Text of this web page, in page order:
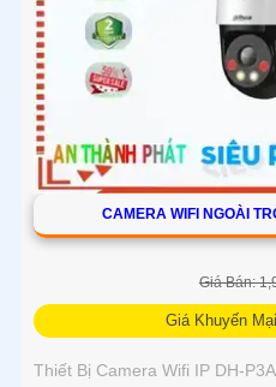
CAMERA WIFI NGOÀI
Giá Bán:
Giá Khuyến
Thiết Bị Camera Wifi IP DH-